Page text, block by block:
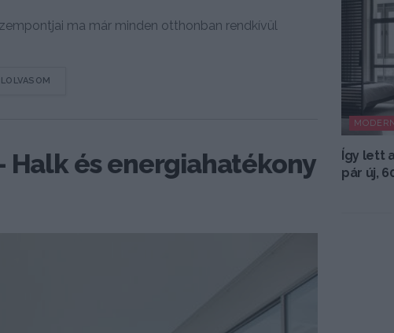
ma már minden otthonban rendkívül
Halk és energiahatékony
Így lett
pár új,